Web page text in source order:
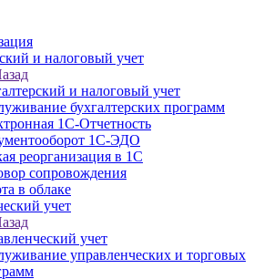
и налоговый учет
и налоговый учет
бухгалтерских программ
1С-Отчетность
1С-ЭДО
реорганизация в 1С
сопровождения
в облаке
учет
учет
управленческих и торговых